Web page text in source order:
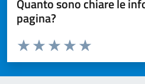
pagina?
Valuta da 1 a 5 stelle la pagina
Valuta 5 stelle
Valuta 4 stelle su 5
Valuta 3 stelle su 5
Valuta 2 stelle su 5
Valuta 1 stelle su 5